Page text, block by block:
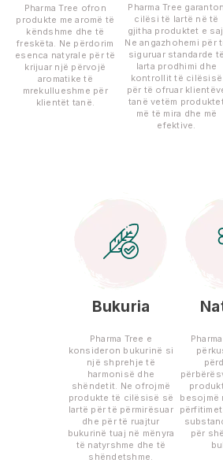
Pharma Tree ofron
produkte me aromë të
këndshme dhe të
freskëta. Ne përdorim
esenca natyrale për të
krijuar një përvojë
aromatike të
mrekullueshme për
klientët tanë.
Pharma Tree garanton
cilësi të lartë në të
gjitha produktet e saj.
Ne angazhohemi për
siguruar standarde të
larta prodhimi dhe
kontrollit të cilësisë
për të ofruar
tanë vetëm produktet
më të mira dhe më
efektive.
Bukuria
Pharma Tree e
konsideron bukurinë si
një shprehje të
harmonisë dhe
shëndetit. Ne ofrojmë
produkte të cilësisë së
lartë për të përmirësuar
dhe për të ruajtur
bukurinë tuaj në mënyra
të natyrshme dhe të
shëndetshme.
besojmë
për